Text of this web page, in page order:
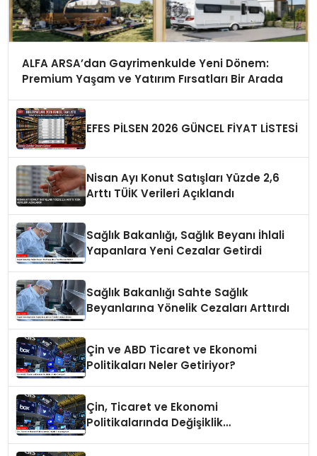
ALFA ARSA’dan Gayrimenkulde Yeni Dönem:
Premium Yaşam ve Yatırım Fırsatları Bir Arada
EFES PİLSEN 2026 GÜNCEL FİYAT LİSTESİ
Nisan Ayı Konut Satışları Yüzde 2,6
Arttı TÜİK Verileri Açıklandı
Sağlık Bakanlığı, Sağlık Beyanı İhlali
Yapanlara Yeni Cezalar Getirdi
Sağlık Bakanlığı Sahte Sağlık
Beyanlarına Yönelik Cezaları Arttırdı
Çin ve ABD Ticaret ve Ekonomi
Politikaları Neler Getiriyor?
Çin, Ticaret ve Ekonomi
Politikalarında Değişiklik